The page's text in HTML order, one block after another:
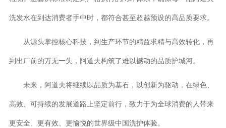
洗发水在到达消费者手中时，都符合甚至超越预设的高品质要求。
从源头掌控核心科技，到生产环节的精益求精与高效转化，再
到出厂前的万无一失，阿道夫构筑了难以撼动的品质护城河。
未来，阿道夫将继续以品质为基石，以创新为驱动，在绿色、
高效、可持续的发展道路上坚定前行，致力于为全球消费的人带来
更安全、更有效、更愉悦的世界级中国洗护体验。